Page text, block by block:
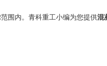
围内。青科重工小编为您提供混